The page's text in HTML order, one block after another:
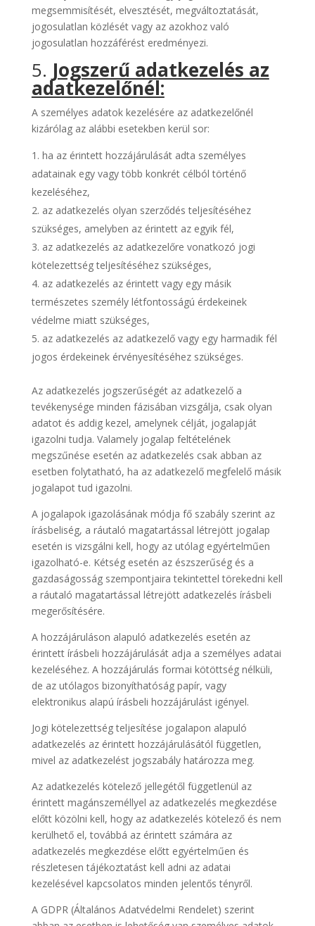
megsemmisítését, elvesztését, megváltoztatását,
jogosulatlan közlését vagy az azokhoz való
jogosulatlan hozzáférést eredményezi.
5. Jogszerű adatkezelés az
adatkezelőnél:
A személyes adatok kezelésére az adatkezelőnél
kizárólag az alábbi esetekben kerül sor:
ha az érintett hozzájárulását adta személyes
adatainak egy vagy több konkrét célból történő
kezeléséhez,
az adatkezelés olyan szerződés teljesítéséhez
szükséges, amelyben az érintett az egyik fél,
az adatkezelés az adatkezelőre vonatkozó jogi
kötelezettség teljesítéséhez szükséges,
az adatkezelés az érintett vagy egy másik
természetes személy létfontosságú érdekeinek
védelme miatt szükséges,
az adatkezelés az adatkezelő vagy egy harmadik fél
jogos érdekeinek érvényesítéséhez szükséges.
Az adatkezelés jogszerűségét az adatkezelő a
tevékenysége minden fázisában vizsgálja, csak olyan
adatot és addig kezel, amelynek célját, jogalapját
igazolni tudja. Valamely jogalap feltételének
megszűnése esetén az adatkezelés csak abban az
esetben folytatható, ha az adatkezelő megfelelő másik
jogalapot tud igazolni.
A jogalapok igazolásának módja fő szabály szerint az
írásbeliség, a ráutaló magatartással létrejött jogalap
esetén is vizsgálni kell, hogy az utólag egyértelműen
igazolható-e. Kétség esetén az észszerűség és a
gazdaságosság szempontjaira tekintettel törekedni kell
a ráutaló magatartással létrejött adatkezelés írásbeli
megerősítésére.
A hozzájáruláson alapuló adatkezelés esetén az
érintett írásbeli hozzájárulását adja a személyes adatai
kezeléséhez. A hozzájárulás formai kötöttség nélküli,
de az utólagos bizonyíthatóság papír, vagy
elektronikus alapú írásbeli hozzájárulást igényel.
Jogi kötelezettség teljesítése jogalapon alapuló
adatkezelés az érintett hozzájárulásától független,
mivel az adatkezelést jogszabály határozza meg.
Az adatkezelés kötelező jellegétől függetlenül az
érintett magánszeméllyel az adatkezelés megkezdése
előtt közölni kell, hogy az adatkezelés kötelező és nem
kerülhető el, továbbá az érintett számára az
adatkezelés megkezdése előtt egyértelműen és
részletesen tájékoztatást kell adni az adatai
kezelésével kapcsolatos minden jelentős tényről.
A GDPR (Általános Adatvédelmi Rendelet) szerint